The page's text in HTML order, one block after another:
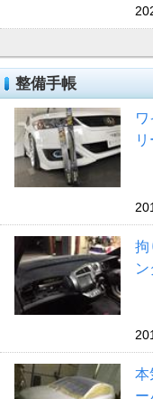
整備手帳
拘
本